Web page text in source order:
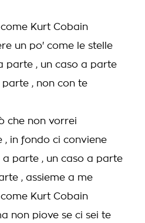
Kurt Cobain
un po' come le stelle
parte , un caso a parte
, non con te
che non vorrei
, in fondo ci conviene
a parte , un caso a parte
, assieme a me
Kurt Cobain
non piove se ci sei te